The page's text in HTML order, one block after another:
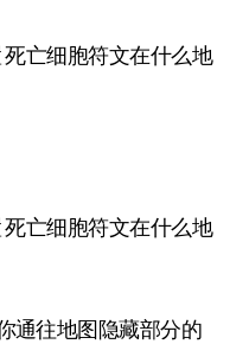
通往地图隐藏部分的